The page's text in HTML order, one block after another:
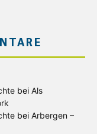
bei Als
bei Arbergen –